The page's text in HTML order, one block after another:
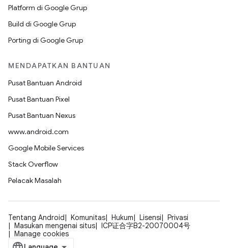
Platform di Google Grup
Build di Google Grup
Porting di Google Grup
MENDAPATKAN BANTUAN
Pusat Bantuan Android
Pusat Bantuan Pixel
Pusat Bantuan Nexus
www.android.com
Google Mobile Services
Stack Overflow
Pelacak Masalah
Tentang Android Komunitas Hukum Lisensi
Privasi
Masukan mengenai situs
ICP证合字B2-20070004号
Manage cookies